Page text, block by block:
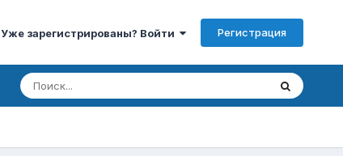
Уже зарегистрированы? Войти Регистрация